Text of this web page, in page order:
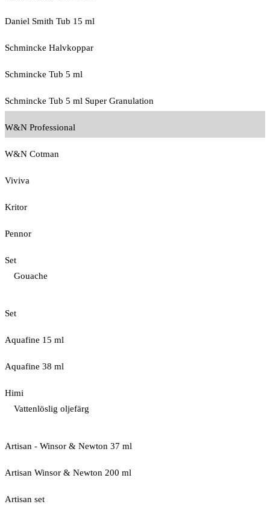
Daniel Smith Tub 15 ml
Schmincke Halvkoppar
Schmincke Tub 5 ml
Schmincke Tub 5 ml Super Granulation
W&N Professional
W&N Cotman
Viviva
Kritor
Pennor
Set
Gouache
Set
Aquafine 15 ml
Aquafine 38 ml
Himi
Vattenlöslig oljefärg
Artisan - Winsor & Newton 37 ml
Artisan Winsor & Newton 200 ml
Artisan set